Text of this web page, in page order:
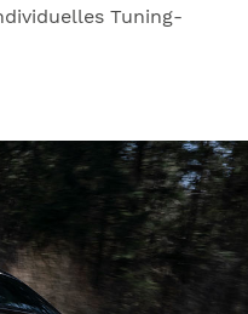
Tuning-